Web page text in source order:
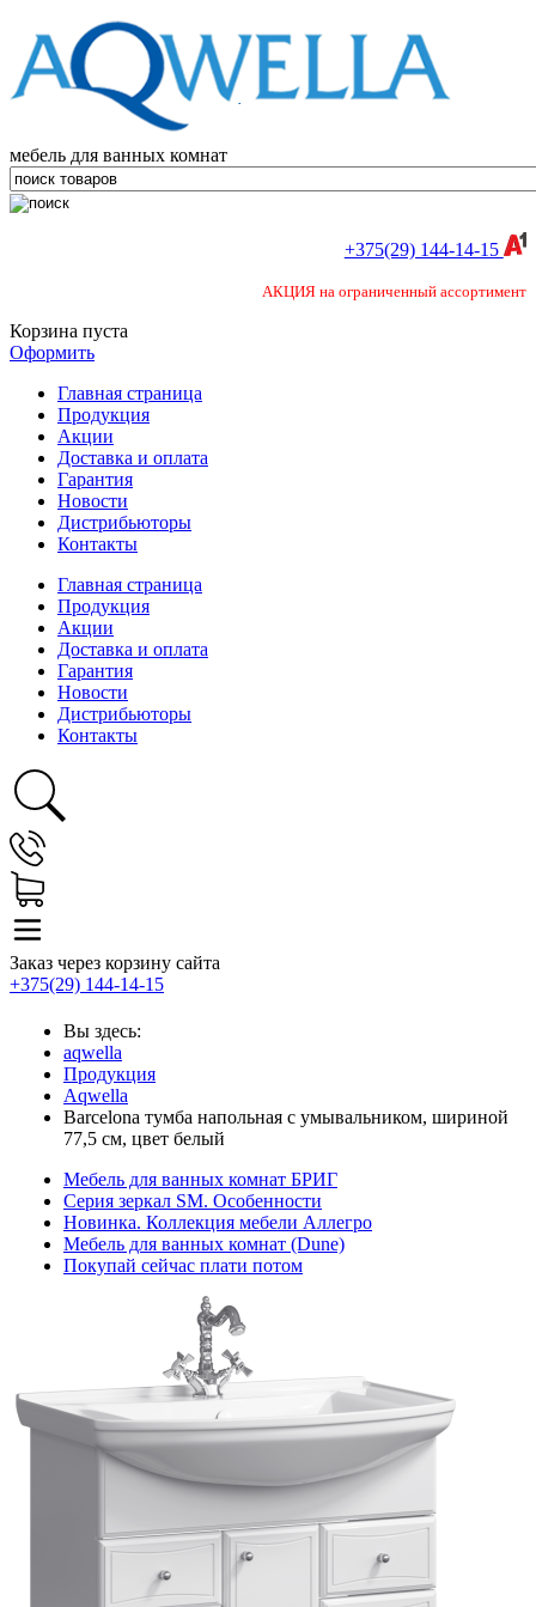
мебель для ванных комнат
+375(29) 144-14-15
АКЦИЯ на ограниченный ассортимент
Корзина пуста
Оформить
Главная страница
Продукция
Акции
Доставка и оплата
Гарантия
Новости
Дистрибьюторы
Контакты
Главная страница
Продукция
Акции
Доставка и оплата
Гарантия
Новости
Дистрибьюторы
Контакты
Заказ через корзину сайта
+375(29) 144-14-15
Вы здесь:
aqwella
Продукция
Aqwella
Barcelona тумба напольная с умывальником, шириной
77,5 см, цвет белый
Мебель для ванных комнат БРИГ
Серия зеркал SM. Особенности
Новинка. Коллекция мебели Аллегро
Мебель для ванных комнат (Dune)
Покупай сейчас плати потом